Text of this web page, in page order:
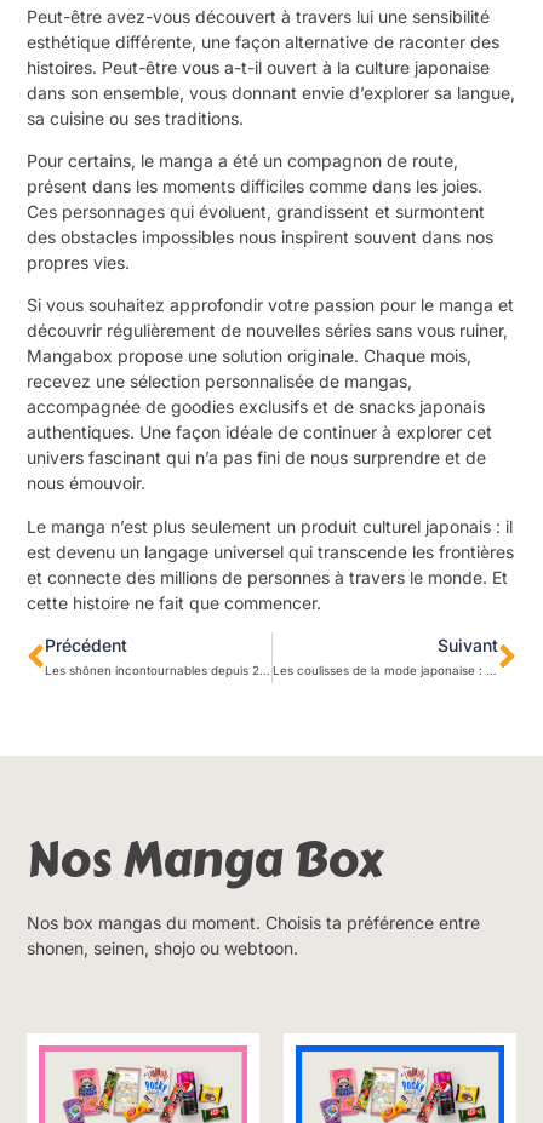
Peut-être avez-vous découvert à travers lui une sensibilité
esthétique différente, une façon alternative de raconter des
histoires. Peut-être vous a-t-il ouvert à la culture japonaise
dans son ensemble, vous donnant envie d’explorer sa langue,
sa cuisine ou ses traditions.
Pour certains, le manga a été un compagnon de route,
présent dans les moments difficiles comme dans les joies.
Ces personnages qui évoluent, grandissent et surmontent
des obstacles impossibles nous inspirent souvent dans nos
propres vies.
Si vous souhaitez approfondir votre passion pour le manga et
découvrir régulièrement de nouvelles séries sans vous ruiner,
Mangabox propose une solution originale. Chaque mois,
recevez une sélection personnalisée de mangas,
accompagnée de goodies exclusifs et de snacks japonais
authentiques. Une façon idéale de continuer à explorer cet
univers fascinant qui n’a pas fini de nous surprendre et de
nous émouvoir.
Le manga n’est plus seulement un produit culturel japonais : il
est devenu un langage universel qui transcende les frontières
et connecte des millions de personnes à travers le monde. Et
cette histoire ne fait que commencer.
Précédent Suivant
Nos Manga Box
Nos box mangas du moment. Choisis ta préférence entre
shonen, seinen, shojo ou webtoon.